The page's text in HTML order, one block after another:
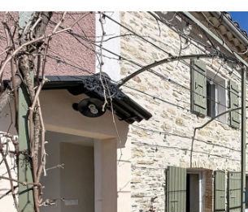
Vente
Critères
Piscine Parking